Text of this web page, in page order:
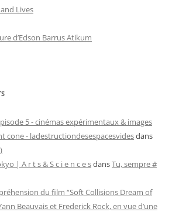
Lives
d’Edson Barrus Atikum
5 - cinémas expérimentaux & images
cone - ladestructiondesespacesvidesdans
| A r t s & S c i e n c e sdansTu, sempre #
du film “Soft Collisions Dream of
Beauvais et Frederick Rock, en vue d’une